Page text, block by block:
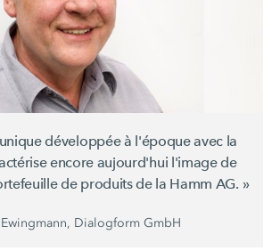
développée à l'époque avec la
encore aujourd'hui l'image de
de produits de la Hamm AG. »
Dialogform GmbH